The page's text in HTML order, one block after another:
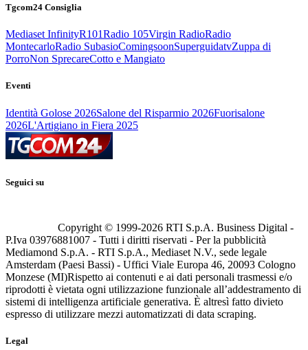
Tgcom24 Consiglia
Mediaset InfinityR101Radio 105Virgin RadioRadio
MontecarloRadio SubasioComingsoonSuperguidatvZuppa di
PorroNon SprecareCotto e Mangiato
Eventi
Identità Golose 2026Salone del Risparmio 2026Fuorisalone
2026L'Artigiano in Fiera 2025
Seguici su
Copyright © 1999-2026 RTI S.p.A. Business Digital -
P.Iva 03976881007 - Tutti i diritti riservati - Per la pubblicità
Mediamond S.p.A. - RTI S.p.A., Mediaset N.V., sede legale
Amsterdam (Paesi Bassi) - Uffici Viale Europa 46, 20093 Cologno
Monzese (MI)Rispetto ai contenuti e ai dati personali trasmessi e/o
riprodotti è vietata ogni utilizzazione funzionale all’addestramento di
sistemi di intelligenza artificiale generativa. È altresì fatto divieto
espresso di utilizzare mezzi automatizzati di data scraping.
Legal